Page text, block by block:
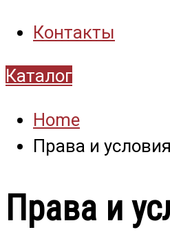
Контакты
Каталог
Home
Права и условия
Права и